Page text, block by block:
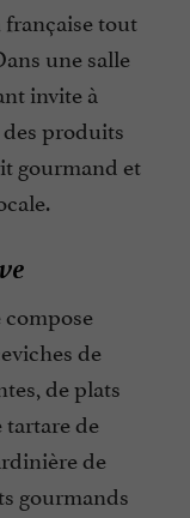
tout
une salle
invite à
des produits
gourmand et
compose
de
de plats
de
de
gourmands